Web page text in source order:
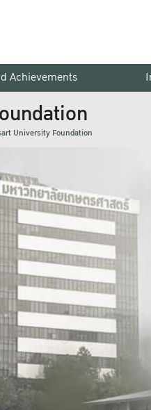
Achievements
University Foundation